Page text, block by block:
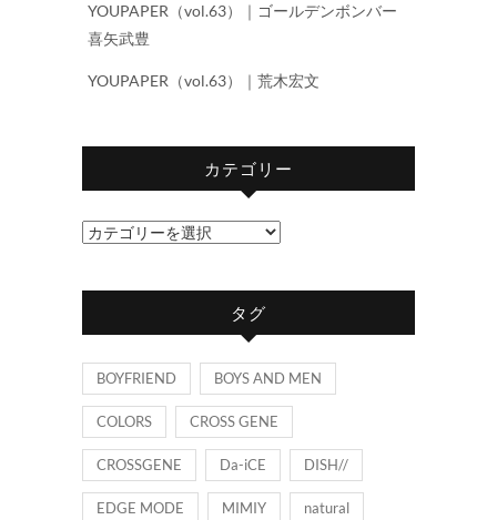
YOUPAPER（vol.63）｜ゴールデンボンバー
喜矢武豊
YOUPAPER（vol.63）｜荒木宏文
カテゴリー
カ
ゴ
タグ
BOYFRIEND BOYS AND MEN
COLORS CROSS GENE
CROSSGENE Da-iCE DISH//
EDGE MODE MIMIY natural